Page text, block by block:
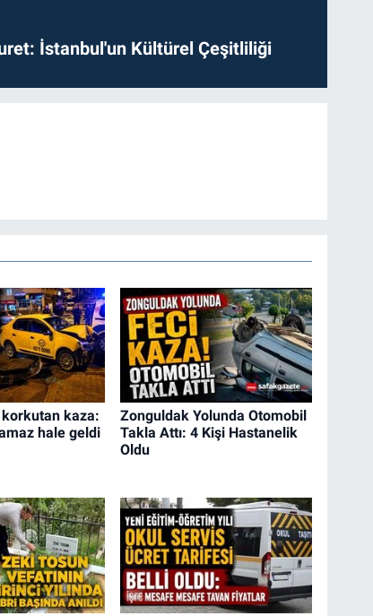
İstanbul'un Kültürel Çeşitliliği
kaza:
hale geldi
Zonguldak Yolunda Otomobil
Takla Attı: 4 Kişi Hastanelik
Oldu